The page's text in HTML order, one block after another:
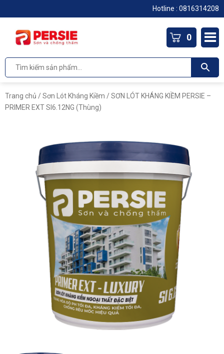
Hotline : 0816314208
0
Trang chủ /Sơn Lót Kháng Kiềm / SƠN LÓT KHÁNG KIỀM PERSIE –
PRIMER EXT SI6.12NG (Thùng)